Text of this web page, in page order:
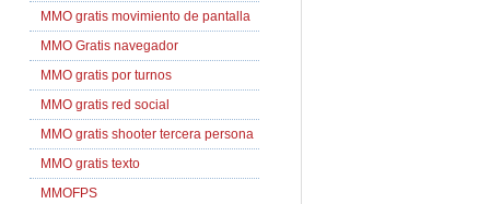
MMO gratis movimiento de pantalla
MMO Gratis navegador
MMO gratis por turnos
MMO gratis red social
MMO gratis shooter tercera persona
MMO gratis texto
MMOFPS